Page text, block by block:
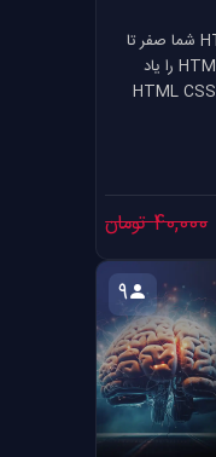
در دوره طراحی سایت با HTML CSS شما صفر تا
صد مراحل طراحی سایت با HTML CSS را یاد
میگیرید و به درک عمیقی از مفاهیم HTML CSS
40,000 تومان
9